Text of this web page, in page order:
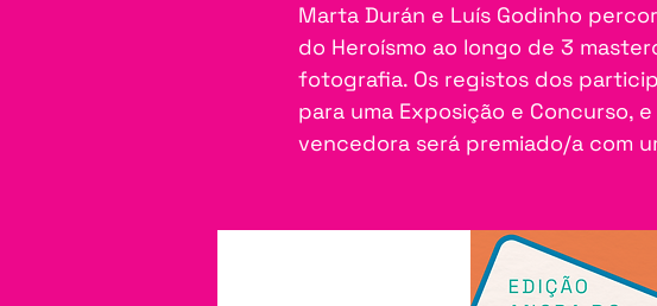
Marta Durán e Luís Godinho
do Heroísmo ao longo de 3
fotografia. Os registos dos
para uma Exposição e Concurso,
vencedora será premiado/a com